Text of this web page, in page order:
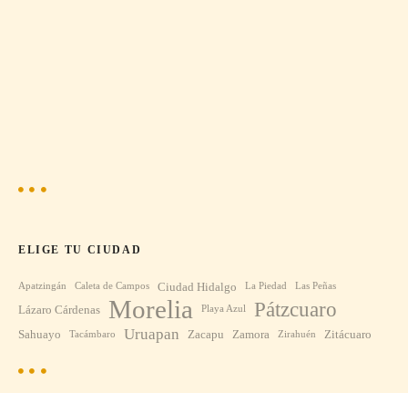
ELIGE TU CIUDAD
Apatzingán Caleta de Campos Ciudad Hidalgo La Piedad Las Peñas
Lázaro Cárdenas Morelia Playa Azul Pátzcuaro
Sahuayo Tacámbaro Uruapan Zacapu Zamora Zirahuén Zitácuaro